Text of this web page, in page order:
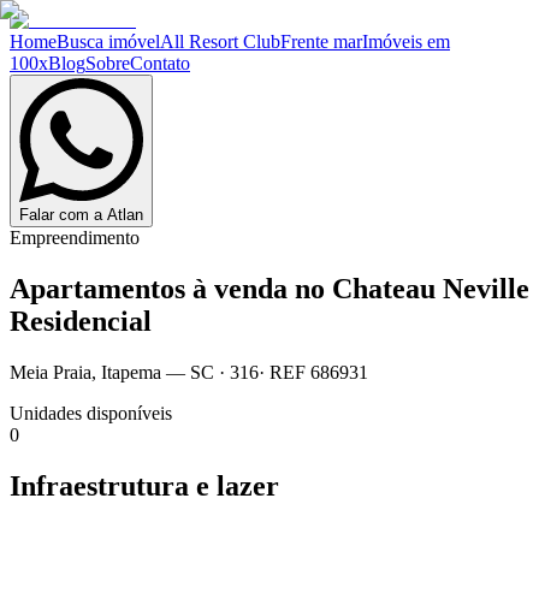
HomeBusca imóvelAll Resort ClubFrente marImóveis em
100xBlogSobreContato
Falar com a Atlan
Empreendimento
Apartamentos à venda no Chateau Neville
Residencial
Meia Praia, Itapema — SC · 316· REF 686931
Unidades disponíveis
0
Infraestrutura e lazer